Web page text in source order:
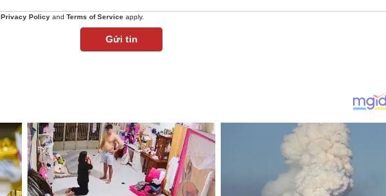
Privacy Policy and Terms of Service apply.
Gửi tin